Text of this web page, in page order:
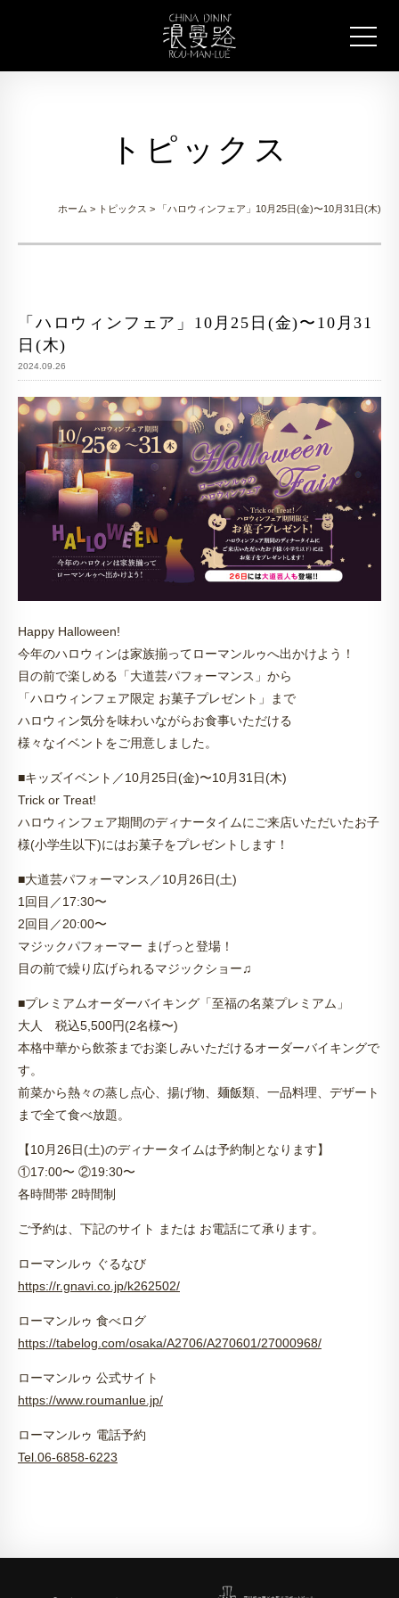
トピックス
ホーム > トピックス > 「ハロウィンフェア」10月25日(金)〜10月31日(木)
「ハロウィンフェア」10月25日(金)〜10月31
日(木)
2024.09.26
Happy Halloween!
今年のハロウィンは家族揃ってローマンルゥへ出かけよう！
目の前で楽しめる「大道芸パフォーマンス」から
「ハロウィンフェア限定 お菓子プレゼント」まで
ハロウィン気分を味わいながらお食事いただける
様々なイベントをご用意しました。
■キッズイベント／10月25日(金)〜10月31日(木)
Trick or Treat!
ハロウィンフェア期間のディナータイムにご来店いただいたお子
様(小学生以下)にはお菓子をプレゼントします！
■大道芸パフォーマンス／10月26日(土)
1回目／17:30〜
2回目／20:00〜
マジックパフォーマー まげっと登場！
目の前で繰り広げられるマジックショー♫
■プレミアムオーダーバイキング「至福の名菜プレミアム」
大人 税込5,500円(2名様〜)
本格中華から飲茶までお楽しみいただけるオーダーバイキングで
す。
前菜から熱々の蒸し点心、揚げ物、麺飯類、一品料理、デザート
まで全て食べ放題。
【10月26日(土)のディナータイムは予約制となります】
①17:00〜 ②19:30〜
各時間帯 2時間制
ご予約は、下記のサイト または お電話にて承ります。
ローマンルゥ ぐるなび
https://r.gnavi.co.jp/k262502/
ローマンルゥ 食べログ
https://tabelog.com/osaka/A2706/A270601/27000968/
ローマンルゥ 公式サイト
https://www.roumanlue.jp/
ローマンルゥ 電話予約
Tel.06-6858-6223